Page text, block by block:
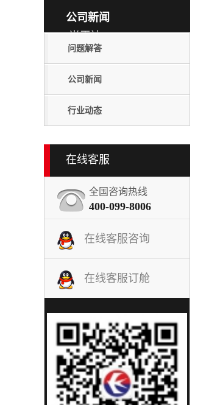
公司新闻
/当天达/
问题解答
公司新闻
行业动态
在线客服
全国咨询热线
400-099-8006
在线客服咨询
在线客服订舱